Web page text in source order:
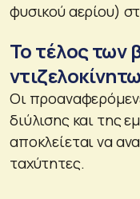
φυσικού αερίου)
Το τέλος των
Οι
διύλισης και της
αποκλείεται να
ταχύτητες.